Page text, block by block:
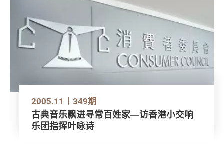
2005.11 349期
古典音乐飘进寻常百姓家―访香港小交响
乐团指挥叶咏诗